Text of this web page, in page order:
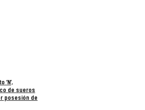
‘N’,
de sueros
posesión de